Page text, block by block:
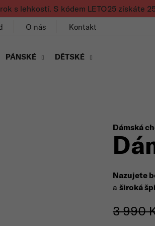
s lehkostí. S kódem LETO25 získáte
O nás Kontakt
PÁNSKÉ DĚTSKÉ
Dámská
Nazujete
a široká
3 990